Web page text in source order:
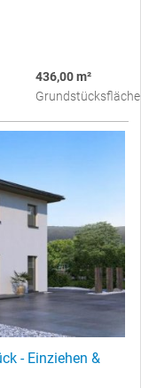
436,00 m²
Grundstücksfläche
- Einziehen &